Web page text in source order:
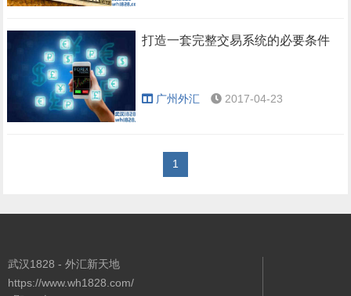
打造一套完整交易系统的必要条件
广州外汇 2017-04-23
1
武汉1828 - 外汇新天地
https://www.wh1828.com/